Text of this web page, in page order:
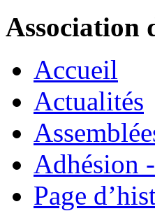
Association
Accueil
Actualités
Adhésion
Page